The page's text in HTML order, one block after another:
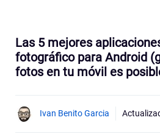
Las 5 mejores
fotográfico para Android
fotos en tu móvil es
Ivan Benito Garcia